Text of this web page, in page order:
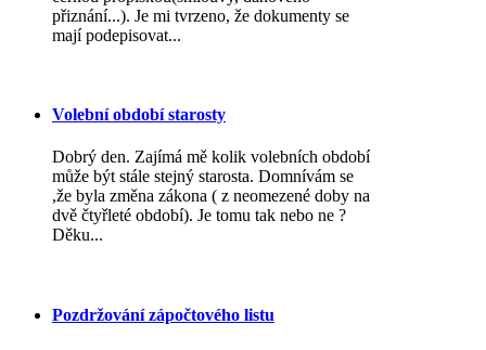
přiznání...). Je mi tvrzeno, že dokumenty se
mají podepisovat...
Volební období starosty
Dobrý den. Zajímá mě kolik volebních období
může být stále stejný starosta. Domnívám se
,že byla změna zákona ( z neomezené doby na
dvě čtyřleté období). Je tomu tak nebo ne ?
Děku...
Pozdržování zápočtového listu